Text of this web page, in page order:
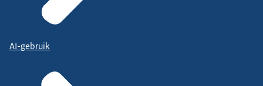
AI-gebruik